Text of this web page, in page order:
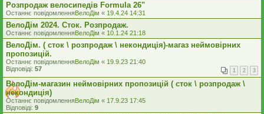
Розпродаж велосипедів Formula 26"
Останнє повідомленняВелоДім « 19.4.24 14:31
ВелоДім 2024. Сток. Розпродаж.
Останнє повідомленняВелоДім « 10.1.24 21:18
ВелоДім. ( сток \ розпродаж \ некондиція)-магаз неймовірних
пропозицій.
Останнє повідомленняВелоДім « 19.9.23 21:40
Відповіді: 57 1 2 3
ВелоДім-магазин неймовірних пропозицій ( сток \ розпродаж \
некондиція)
Останнє повідомленняВелоДім « 17.9.23 17:45
Відповіді: 9